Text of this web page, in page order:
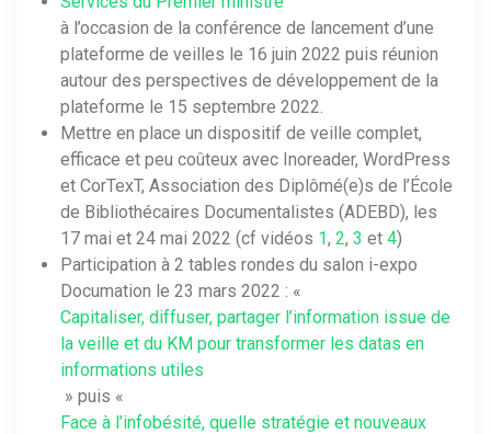
à l’occasion de la conférence de lancement d’une
plateforme de veilles le 16 juin 2022 puis réunion
autour des perspectives de développement de la
plateforme le 15 septembre 2022.
Mettre en place un dispositif de veille complet,
efficace et peu coûteux avec Inoreader, WordPress
et CorTexT, Association des Diplômé(e)s de l’École
de Bibliothécaires Documentalistes (ADEBD), les
17 mai et 24 mai 2022 (cf vidéos 1, 2, 3 et 4)
Participation à 2 tables rondes du salon i-expo
Documation le 23 mars 2022 : «
Capitaliser, diffuser, partager l’information issue de
la veille et du KM pour transformer les datas en
informations utiles
» puis «
Face à l’infobésité, quelle stratégie et nouveaux